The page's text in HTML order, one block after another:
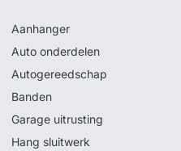
Aanhanger
Auto onderdelen
Autogereedschap
Banden
Garage uitrusting
Hang sluitwerk